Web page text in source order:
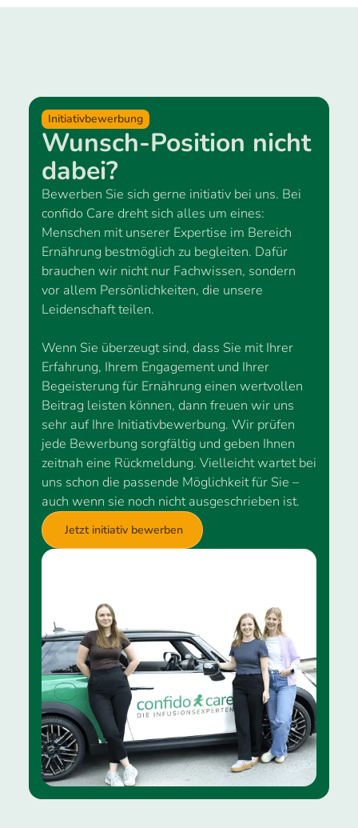
Initiativbewerbung
Wunsch-Position nicht
dabei?
Bewerben Sie sich gerne initiativ bei uns. Bei
confido Care dreht sich alles um eines:
Menschen mit unserer Expertise im Bereich
Ernährung bestmöglich zu begleiten. Dafür
brauchen wir nicht nur Fachwissen, sondern
vor allem Persönlichkeiten, die unsere
Leidenschaft teilen.
Wenn Sie überzeugt sind, dass Sie mit Ihrer
Erfahrung, Ihrem Engagement und Ihrer
Begeisterung für Ernährung einen wertvollen
Beitrag leisten können, dann freuen wir uns
sehr auf Ihre Initiativbewerbung. Wir prüfen
jede Bewerbung sorgfältig und geben Ihnen
zeitnah eine Rückmeldung. Vielleicht wartet bei
uns schon die passende Möglichkeit für Sie –
auch wenn sie noch nicht ausgeschrieben ist.
Jetzt initiativ bewerben